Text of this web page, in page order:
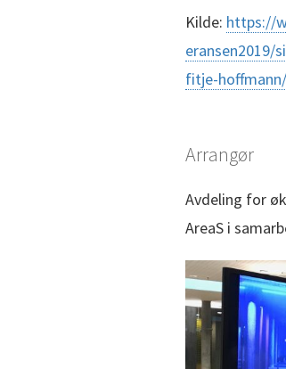
Kilde: https://
eransen2019/
fitje-hoffmann/
Arrangør
Avdeling for
AreaS i